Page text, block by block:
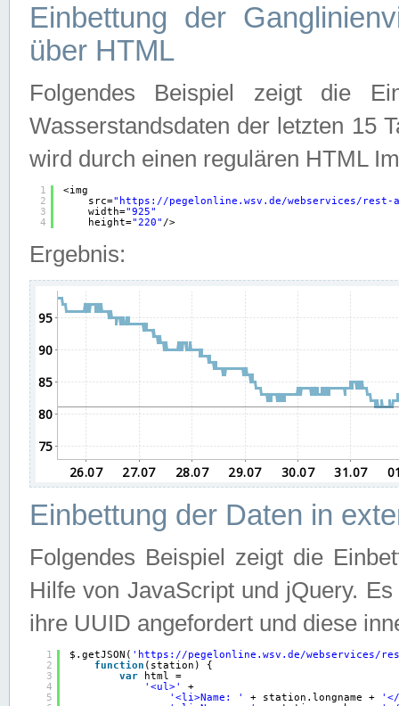
Einbettung der
über HTML
Folgendes Beispiel zeigt die
Wasserstandsdaten der letzten 15
wird durch einen regulären HTML
1
2
3
4
<img
src=" https://pegelonline.wsv.de/webservices/rest-
width="925"
height="220" />
Ergebnis:
Einbettung der Daten in
Folgendes Beispiel zeigt die
Hilfe von JavaScript und jQuery.
ihre UUID angefordert und diese
1
2
3
4
5
$.getJSON( ' https://pegelonline.wsv.de/webservices/
function (station) {
var
html =
'<ul>'
+
'<li>Name: '
+ station.longname +